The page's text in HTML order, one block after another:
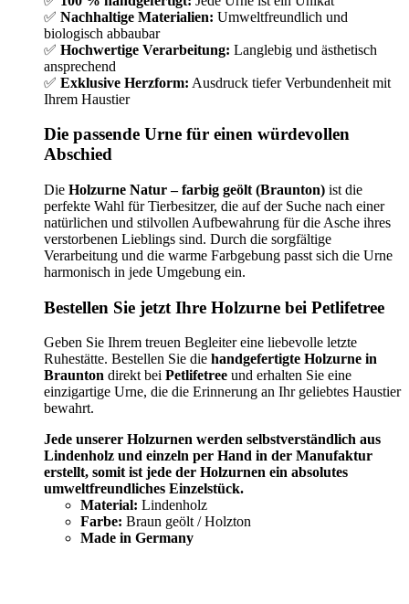
✅ Nachhaltige Materialien: Umweltfreundlich und
biologisch abbaubar
✅ Hochwertige Verarbeitung: Langlebig und ästhetisch
ansprechend
✅ Exklusive Herzform: Ausdruck tiefer Verbundenheit mit
Ihrem Haustier
Die passende Urne für einen würdevollen
Abschied
Die Holzurne Natur – farbig geölt (Braunton) ist die
perfekte Wahl für Tierbesitzer, die auf der Suche nach einer
natürlichen und stilvollen Aufbewahrung für die Asche ihres
verstorbenen Lieblings sind. Durch die sorgfältige
Verarbeitung und die warme Farbgebung passt sich die Urne
harmonisch in jede Umgebung ein.
Bestellen Sie jetzt Ihre Holzurne bei Petlifetree
Geben Sie Ihrem treuen Begleiter eine liebevolle letzte
Ruhestätte. Bestellen Sie die handgefertigte Holzurne in
Braunton direkt bei Petlifetree und erhalten Sie eine
einzigartige Urne, die die Erinnerung an Ihr geliebtes Haustier
bewahrt.
Jede unserer Holzurnen werden selbstverständlich aus
Lindenholz und einzeln per Hand in der Manufaktur
erstellt, somit ist jede der Holzurnen ein absolutes
umweltfreundliches Einzelstück.
Material: Lindenholz
Farbe: Braun geölt / Holzton
Made in Germany